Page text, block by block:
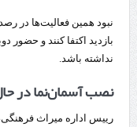
نبود همین فعالیت‌ها در
بازدید اکتفا کنند و حضور
نداشته باشد.
نصب آسمان‌نما در
رییس اداره میراث